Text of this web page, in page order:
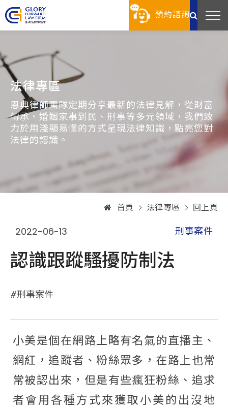
預約諮詢
法律專區
恩典律師團隊定期分享最新的法律見解，從財富
傳承、婚姻家事到民、刑事等多元領域，我們致
力於用淺顯易懂的方式呈現法律知識，點亮您對
法律的認識。
首頁 法律專區 回上頁
2022-06-13 刑事案件
認識跟蹤騷擾防制法
刑事案件
小美是個在網路上略有名氣的直播主、
網紅，追蹤者、粉絲眾多，在路上也常
常被認出來，但是有些瘋狂粉絲、追求
者會用各種方式來獲取小美的出沒地